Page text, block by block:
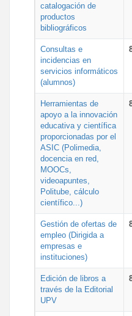
catalogación de
productos
bibliográficos
Consultas e
incidencias en
servicios informáticos
(alumnos)
Herramientas de
apoyo a la innovación
educativa y científica
proporcionadas por el
ASIC (Polimedia,
docencia en red,
MOOCs,
videoapuntes,
Politube, cálculo
científico...)
Gestión de ofertas de
empleo (Dirigida a
empresas e
instituciones)
Edición de libros a
través de la Editorial
UPV